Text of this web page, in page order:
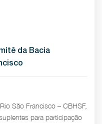
da Bacia
São Francisco – CBHSF,
para participação